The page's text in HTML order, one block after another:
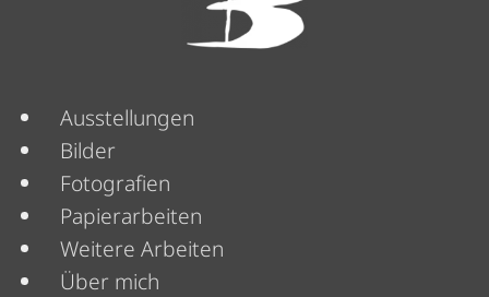
Menü
Ausstellungen
Bilder
Fotografien
Papierarbeiten
Weitere Arbeiten
Über mich